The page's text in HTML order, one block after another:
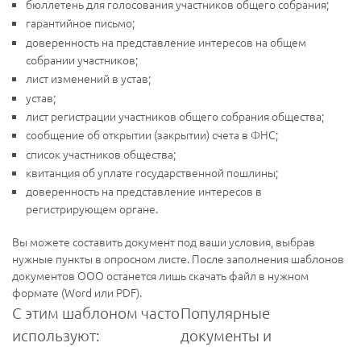
бюллетень для голосования участников общего собрания;
гарантийное письмо;
доверенность на представление интересов на общем
собрании участников;
лист изменений в устав;
устав;
лист регистрации участников общего собрания общества;
сообщение об открытии (закрытии) счета в ФНС;
список участников общества;
квитанция об уплате государственной пошлины;
доверенность на представление интересов в
регистрирующем органе.
Вы можете составить документ под ваши условия, выбрав
нужные пункты в опросном листе. После заполнения шаблонов
документов ООО останется лишь скачать файл в нужном
формате (Word или PDF).
С этим шаблоном часто
используют:
Популярные
документы и